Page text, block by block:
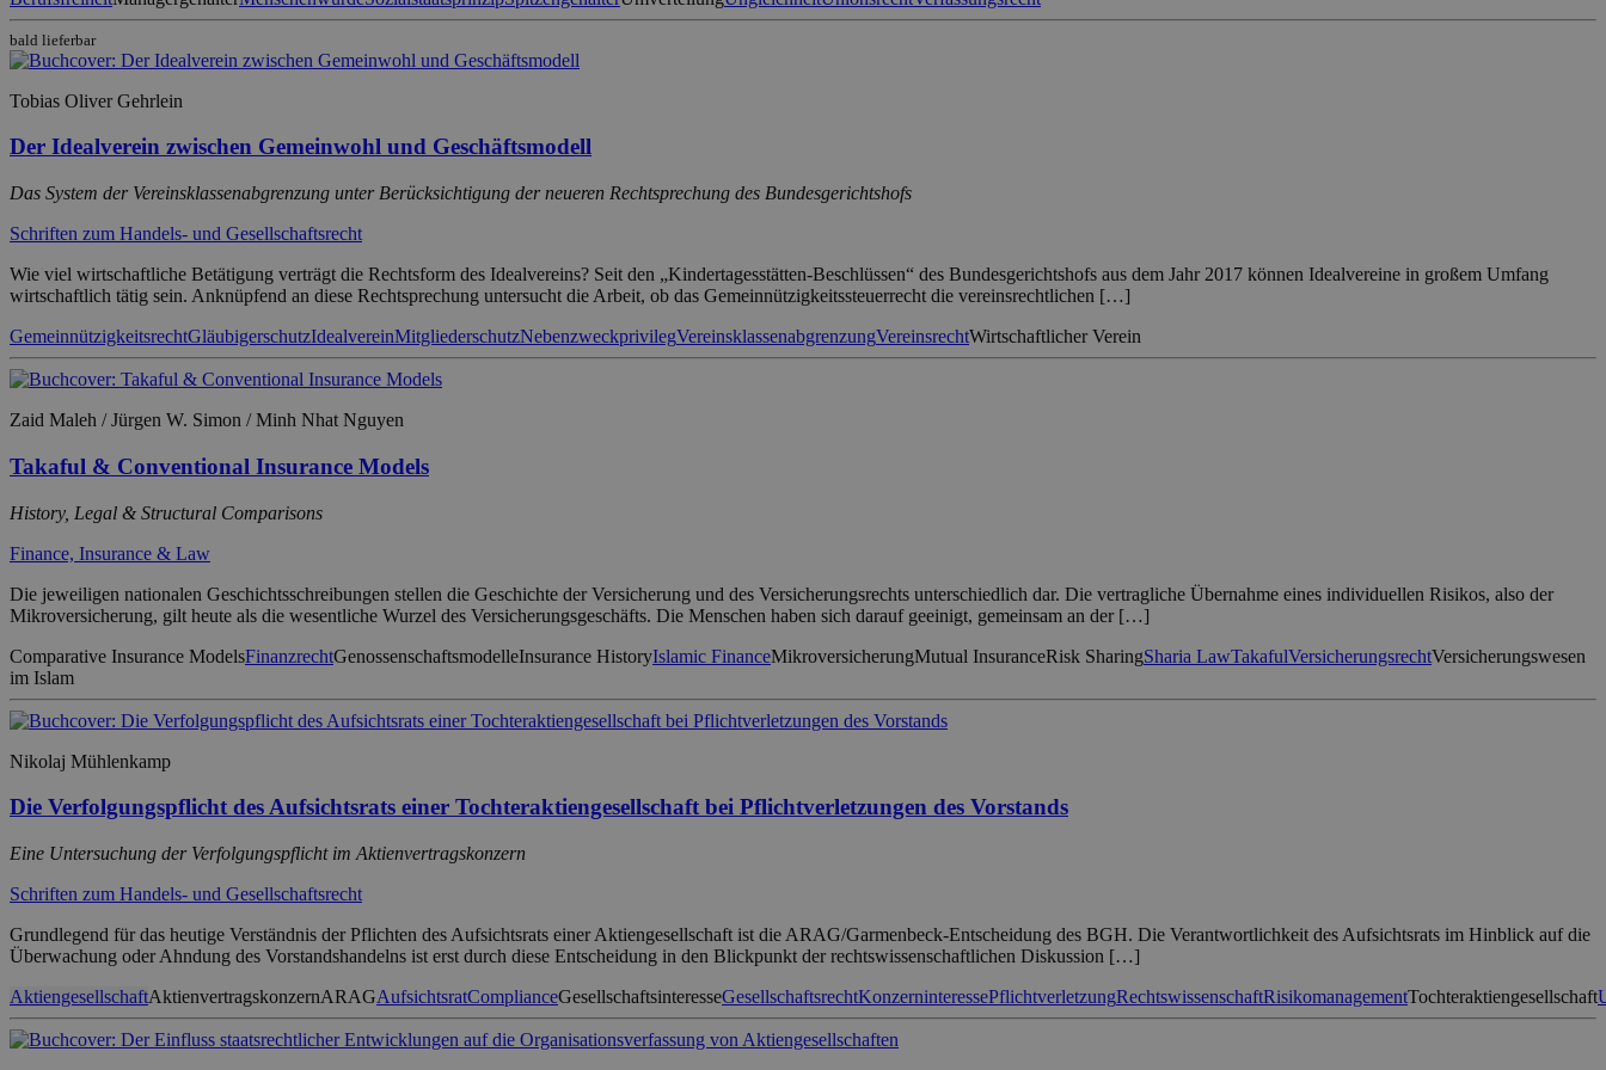
bald lieferbar
Tobias Oliver Gehrlein
Der Idealverein zwischen Gemeinwohl und Geschäftsmodell
Das System der Vereinsklassenabgrenzung unter Berücksichtigung der neueren Rechtsprechung des Bundesgerichtshofs
Schriften zum Handels- und Gesellschaftsrecht
Wie viel wirtschaftliche Betätigung verträgt die Rechtsform des Idealvereins? Seit den „Kindertagesstätten-Beschlüssen“ des Bundesgerichtshofs aus dem Jahr 2017 können Idealvereine in großem Umfang
wirtschaftlich tätig sein. Anknüpfend an diese Rechtsprechung untersucht die Arbeit, ob das Gemeinnützigkeitssteuerrecht die vereinsrechtlichen […]
GemeinnützigkeitsrechtGläubigerschutzIdealvereinMitgliederschutzNebenzweckprivilegVereinsklassenabgrenzungVereinsrechtWirtschaftlicher Verein
Zaid Maleh / Jürgen W. Simon / Minh Nhat Nguyen
Takaful & Conventional Insurance Models
History, Legal & Structural Comparisons
Finance, Insurance & Law
Die jeweiligen nationalen Geschichtsschreibungen stellen die Geschichte der Versicherung und des Versicherungsrechts unterschiedlich dar. Die vertragliche Übernahme eines individuellen Risikos, also der
Mikroversicherung, gilt heute als die wesentliche Wurzel des Versicherungsgeschäfts. Die Menschen haben sich darauf geeinigt, gemeinsam an der […]
Comparative Insurance ModelsFinanzrechtGenossenschaftsmodelleInsurance HistoryIslamic FinanceMikroversicherungMutual InsuranceRisk SharingSharia LawTakafulVersicherungsrechtVersicherungswesen
im Islam
Nikolaj Mühlenkamp
Die Verfolgungspflicht des Aufsichtsrats einer Tochteraktiengesellschaft bei Pflichtverletzungen des Vorstands
Eine Untersuchung der Verfolgungspflicht im Aktienvertragskonzern
Schriften zum Handels- und Gesellschaftsrecht
Grundlegend für das heutige Verständnis der Pflichten des Aufsichtsrats einer Aktiengesellschaft ist die ARAG/Garmenbeck-Entscheidung des BGH. Die Verantwortlichkeit des Aufsichtsrats im Hinblick auf die
Überwachung oder Ahndung des Vorstandshandelns ist erst durch diese Entscheidung in den Blickpunkt der rechtswissenschaftlichen Diskussion […]
AktiengesellschaftAktienvertragskonzernARAGAufsichtsratComplianceGesellschaftsinteresseGesellschaftsrechtKonzerninteressePflichtverletzungRechtswissenschaftRisikomanagementTochteraktiengesellschaft